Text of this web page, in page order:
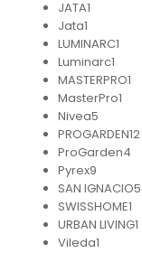
JATA1
Jata1
LUMINARC1
Luminarc1
MASTERPRO1
MasterPro1
Nivea5
PROGARDEN12
ProGarden4
Pyrex9
SAN IGNACIO5
SWISSHOME1
URBAN LIVING1
Vileda1